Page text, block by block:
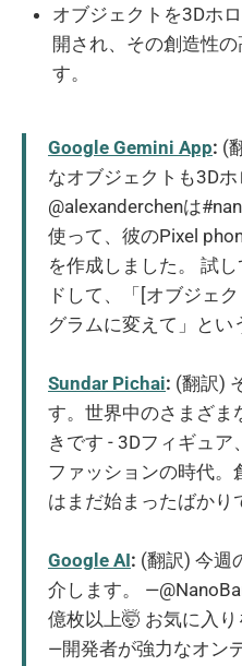
オブジェクトを3Dホ
開され、その創造性
す。
Google Gemini App: (
なオブジェクトも3Dホ
@alexanderchenは
使って、彼のPixel
を作成しました。 試
ドして、「[オブジェ
グラムに変えて」とい
Sundar Pichai: (翻訳)
す。世界中のさまざま
きです - 3Dフィギュア
ファッションの時代。
はまだ始まったばかり
Google AI: (翻訳) 今週
介します。
億枚以上🤯 お気に入
—開発者が強力なオン